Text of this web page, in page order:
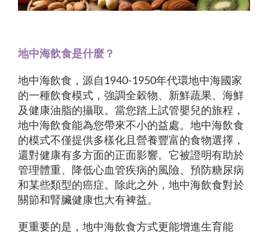
地中海飲食是什麼？
地中海飲食，源自1940-1950年代環地中海國家
的一種飲食模式，強調全穀物、新鮮蔬果、海鮮
及健康油脂的攝取。當您踏上試管嬰兒的旅程，
地中海飲食能為您帶來不小的益處。地中海飲食
的模式不僅提供多樣化且營養豐富的食物選擇，
還對健康有多方面的正面影響。它被證明有助於
管理體重、降低心血管疾病的風險、預防糖尿病
和某些類型的癌症。除此之外，地中海飲食對於
關節和腎臟健康也大有裨益。
更重要的是，地中海飲食方式更能增進生育能